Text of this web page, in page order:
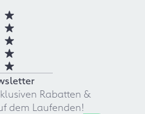
Rabatten &
dem Laufenden!